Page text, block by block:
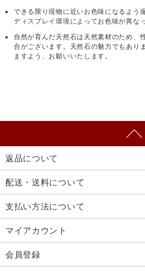
できる限り現物に近いお色味になるよう
ディスプレイ環境によってお色味が異な
自然が育んだ天然石は天然素材のため、
合がございます。天然石の魅力でもあり
ますよう、お願いいたします。
返品について
配送・送料について
支払い方法について
マイアカウント
会員登録